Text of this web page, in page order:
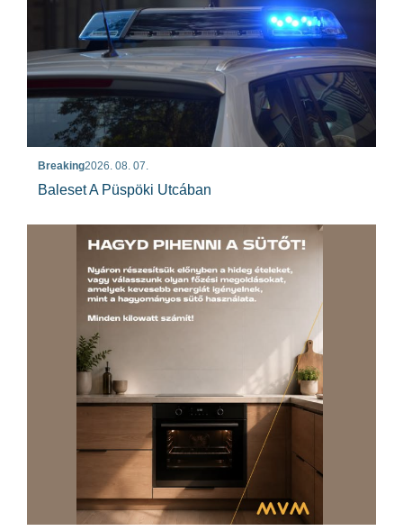
Breaking2026. 08. 07.
Baleset A Püspöki Utcában